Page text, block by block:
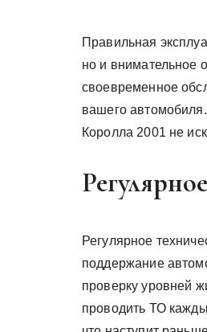
Правильная
но и внимательное
своевременное
вашего
Королла 2001 не
Регулярное
поддержание
проверку уровней
проводить ТО